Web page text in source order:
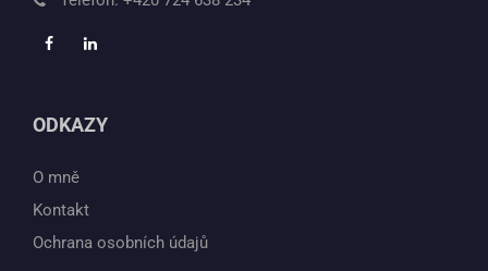
ODKAZY
O mně
Kontakt
Ochrana osobních údajů